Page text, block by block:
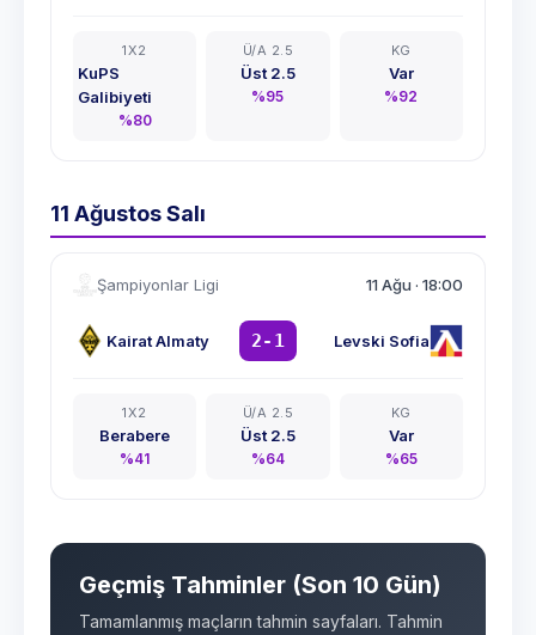
1X2
KuPS
Galibiyeti
%80
Ü/A 2.5
Üst 2.5
%95
KG
Var
%92
11 Ağustos Salı
Şampiyonlar Ligi 11 Ağu · 18:00
Kairat Almaty 2-1 Levski Sofia
1X2
Berabere
%41
Ü/A 2.5
Üst 2.5
%64
KG
Var
%65
Geçmiş Tahminler (Son 10 Gün)
Tamamlanmış maçların tahmin sayfaları. Tahmin